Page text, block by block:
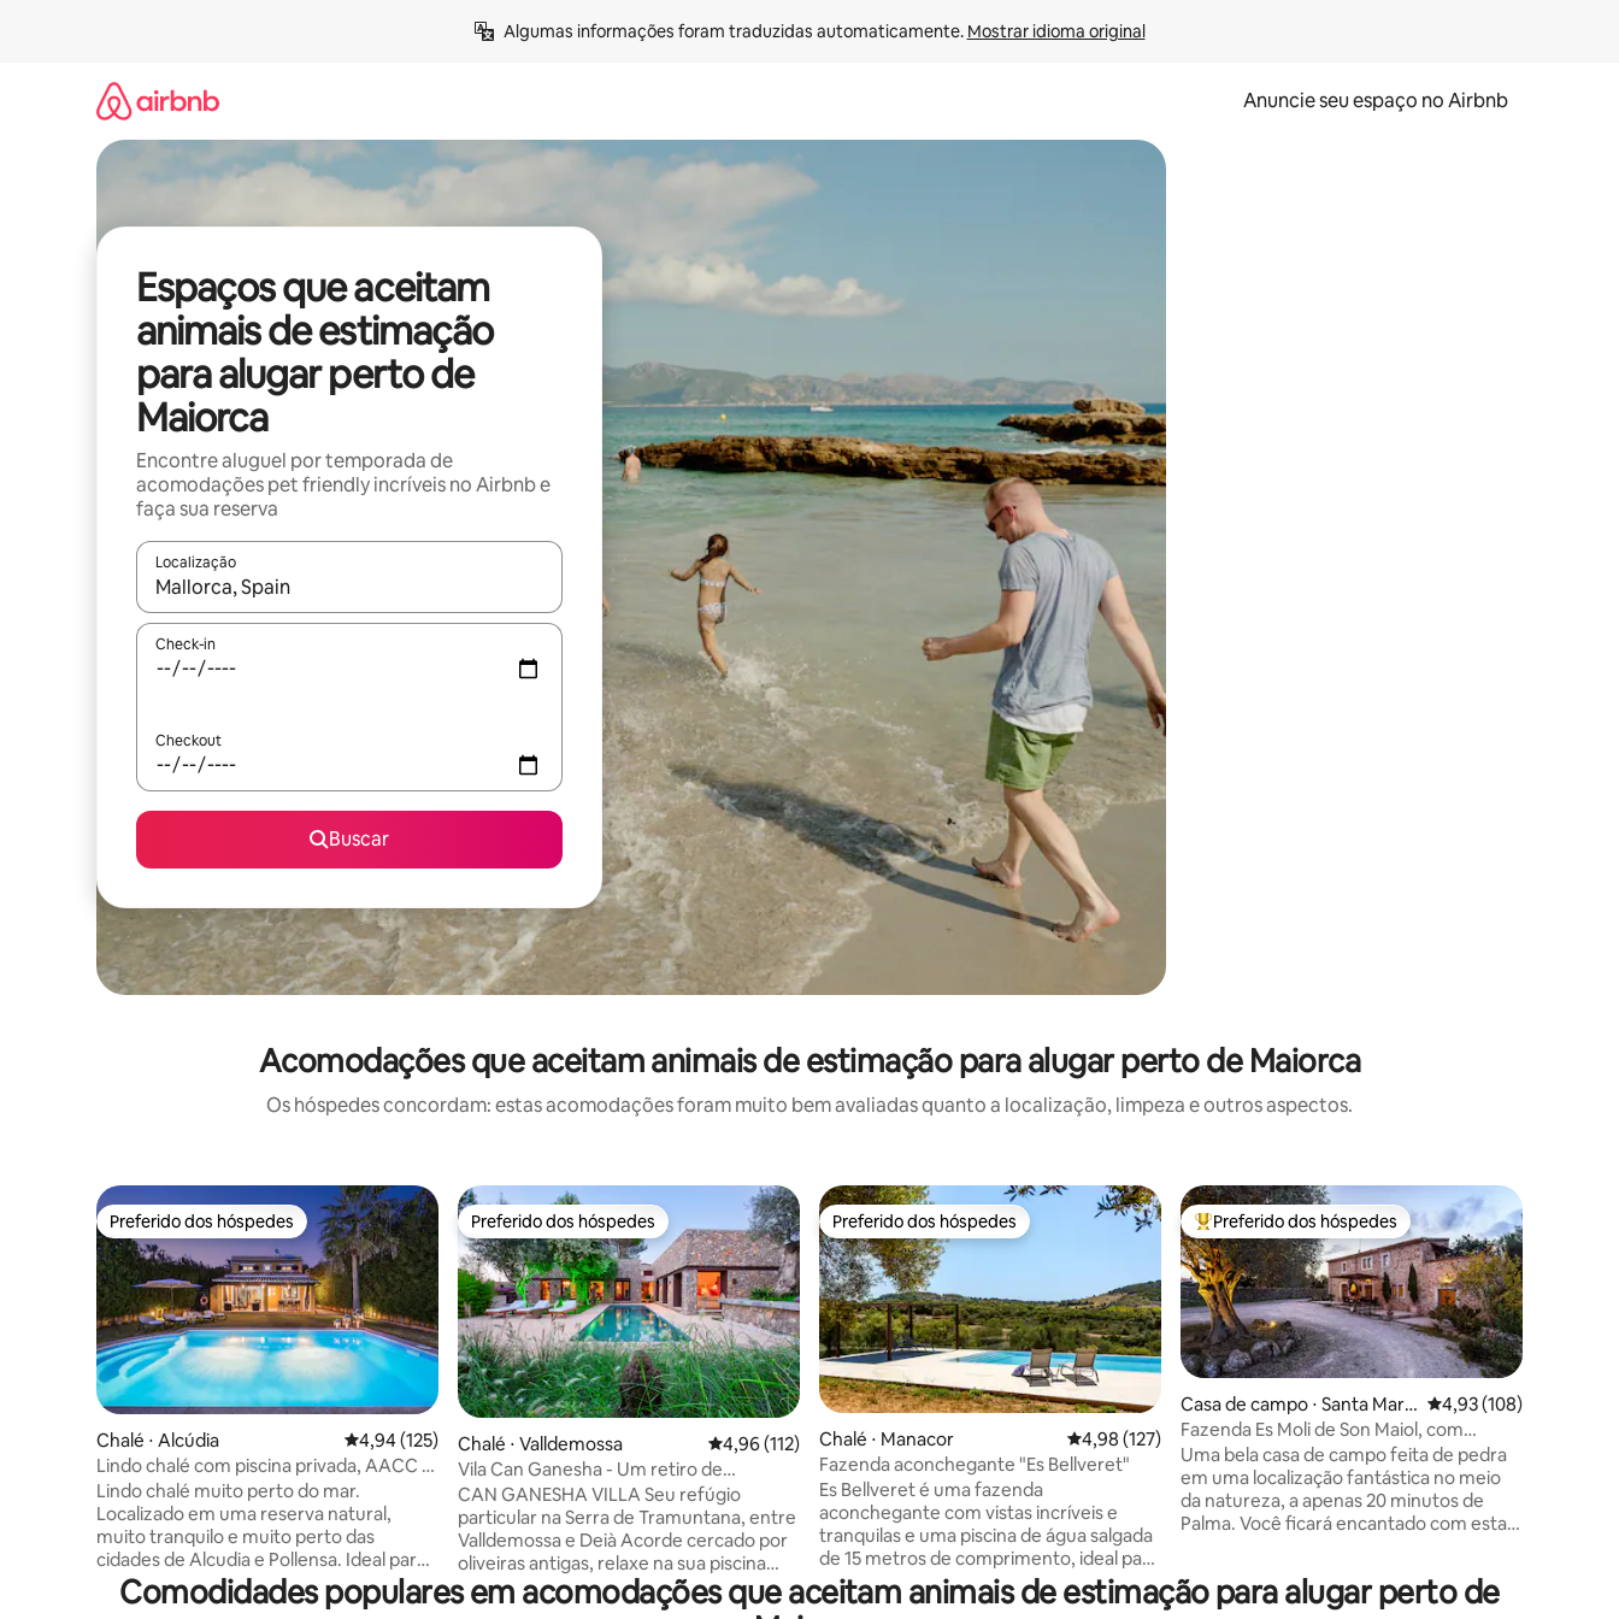
Algumas informações foram traduzidas automaticamente. Mostrar idioma original
Anuncie seu espaço no Airbnb
Espaços que aceitam
animais de estimação
para alugar perto de
Maiorca
Encontre aluguel por temporada de
acomodações pet friendly incríveis no Airbnb e
faça sua reserva
Localização
Quando os resultados estiverem disponíveis, explore-os usando as seta para cima e para baixo do teclado ou tocando e deslizando o dedo na tela.
Check-in
Checkout
Buscar
Acomodações que aceitam animais de estimação para alugar perto de Maiorca
Os hóspedes concordam: estas acomodações foram muito bem avaliadas quanto a localização, limpeza e outros aspectos.
Preferido dos hóspedes
Preferido dos hóspedes
Chalé ⋅ Alcúdia 4,94 de uma avaliação média de 5, 125 avaliações
4,94 (125)
Lindo chalé com piscina privada, AACC e
Wi-Fi
Lindo chalé muito perto do mar.
Localizado em uma reserva natural,
muito tranquilo e muito perto das
cidades de Alcudia e Pollensa. Ideal para
famílias com e sem filhos e para pessoas
que gostam de desfrutar da ilha de
Preferido dos hóspedes
Preferido dos hóspedes
Chalé ⋅ Valldemossa 4,96 de uma avaliação média de 5, 112 avaliações
4,96 (112)
Vila Can Ganesha - Um retiro de
inspiração balinesa
CAN GANESHA VILLA Seu refúgio
particular na Serra de Tramuntana, entre
Valldemossa e Deià Acorde cercado por
oliveiras antigas, relaxe na sua piscina
privativa e vivencie a verdadeira essência
de Maiorca no seu próprio ritmo. A
Preferido dos hóspedes
Preferido dos hóspedes
Chalé ⋅ Manacor 4,98 de uma avaliação média de 5, 127 avaliações
4,98 (127)
Fazenda aconchegante "Es Bellveret"
Es Bellveret é uma fazenda
aconchegante com vistas incríveis e
tranquilas e uma piscina de água salgada
de 15 metros de comprimento, ideal para
relaxar e desfrutar do sol maiorquino,
cercado apenas pela natureza e pelo
Entre os melhores preferidos dos hóspedes
Preferido dos hóspedes
Casa de campo ⋅ Santa Maria
del Camí
4,93 de uma avaliação
4,93 (108)
Fazenda Es Moli de Son Maiol, com
piscina
Uma bela casa de campo feita de pedra
em uma localização fantástica no meio
da natureza, a apenas 20 minutos de
Palma. Você ficará encantado com esta
Está localizada em uma fazenda de 30
Comodidades populares em acomodações que aceitam animais de estimação para alugar perto de